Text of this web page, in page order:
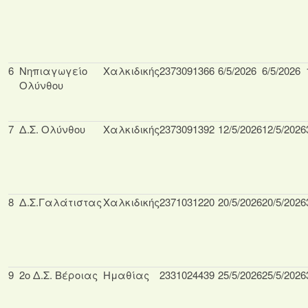
6 Nηπιαγωγείο
Ολύνθου
Χαλκιδικής2373091366 6/5/2026 6/5/2026
7 Δ.Σ. Ολύνθου Χαλκιδικής2373091392 12/5/202612/5/2026
8 Δ.Σ.ΓαλάτισταςΧαλκιδικής2371031220 20/5/202620/5/2026
9 2o Δ.Σ. Bέροιας Ημαθίας 2331024439 25/5/202625/5/2026